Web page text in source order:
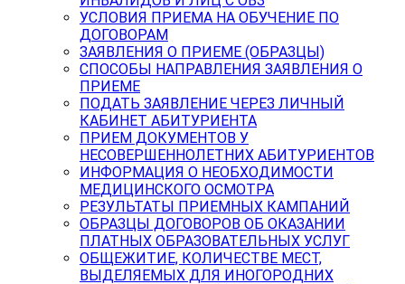
УСЛОВИЯ ПРИЕМА НА ОБУЧЕНИЕ ПО
ДОГОВОРАМ
ЗАЯВЛЕНИЯ О ПРИЕМЕ (ОБРАЗЦЫ)
СПОСОБЫ НАПРАВЛЕНИЯ ЗАЯВЛЕНИЯ О
ПРИЕМЕ
ПОДАТЬ ЗАЯВЛЕНИЕ ЧЕРЕЗ ЛИЧНЫЙ
КАБИНЕТ АБИТУРИЕНТА
ПРИЕМ ДОКУМЕНТОВ У
НЕСОВЕРШЕННОЛЕТНИХ АБИТУРИЕНТОВ
ИНФОРМАЦИЯ О НЕОБХОДИМОСТИ
МЕДИЦИНСКОГО ОСМОТРА
РЕЗУЛЬТАТЫ ПРИЕМНЫХ КАМПАНИЙ
ОБРАЗЦЫ ДОГОВОРОВ ОБ ОКАЗАНИИ
ПЛАТНЫХ ОБРАЗОВАТЕЛЬНЫХ УСЛУГ
ОБЩЕЖИТИЕ, КОЛИЧЕСТВЕ МЕСТ,
ВЫДЕЛЯЕМЫХ ДЛЯ ИНОГОРОДНИХ